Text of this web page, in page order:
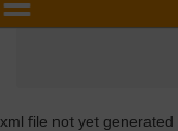
xml file not yet generated